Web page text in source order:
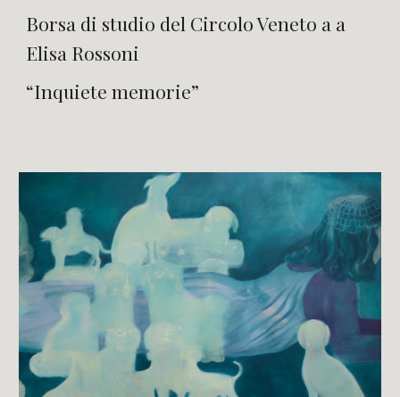
Borsa di studio del Circolo Veneto a a
Elisa Rossoni
“Inquiete memorie”